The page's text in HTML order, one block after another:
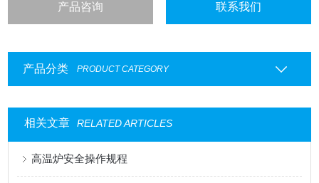
产品咨询 联系我们
产品分类 PRODUCT CATEGORY
相关文章 RELATED ARTICLES
高温炉安全操作规程